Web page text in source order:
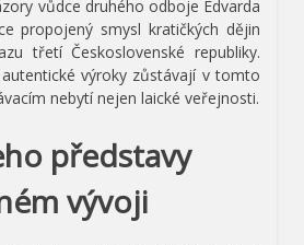
vůdce druhého odboje Edvarda
propojený smysl kratičkých dějin
třetí Československé republiky.
výroky zůstávají v tomto
nebytí nejen laické veřejnosti.
představy
vývoji